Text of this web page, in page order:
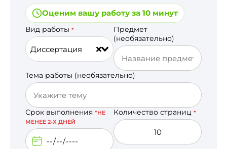
Оценим вашу работу за 10 минут
Вид работы *
Диссертация
Предмет
(необязательно)
Тема работы (необязательно)
Срок выполнения *НЕ
МЕНЕЕ 2-Х ДНЕЙ
Количество страниц *